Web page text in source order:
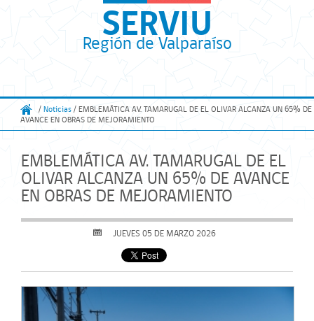
SERVIU
Región de Valparaíso
/ Noticias / EMBLEMÁTICA AV. TAMARUGAL DE EL OLIVAR ALCANZA UN 65% DE
AVANCE EN OBRAS DE MEJORAMIENTO
EMBLEMÁTICA AV. TAMARUGAL DE EL
OLIVAR ALCANZA UN 65% DE AVANCE
EN OBRAS DE MEJORAMIENTO
JUEVES 05 DE MARZO 2026